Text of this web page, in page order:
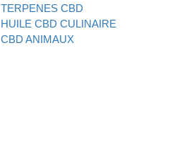
TERPENES CBD
HUILE CBD CULINAIRE
CBD ANIMAUX